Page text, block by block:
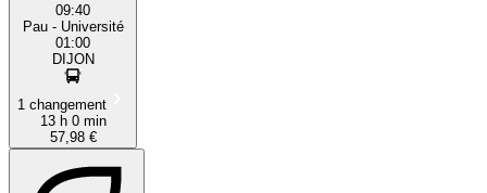
09:40
Pau - Université
01:00
DIJON
1 changement
13 h 0 min
57,98 €